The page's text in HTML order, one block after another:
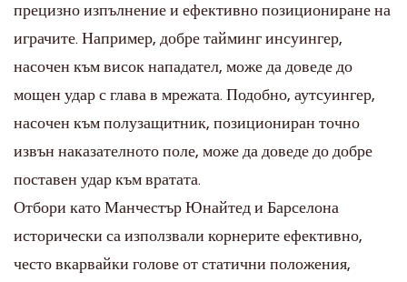
прецизно изпълнение и ефективно позициониране на
играчите. Например, добре тайминг инсуингер,
насочен към висок нападател, може да доведе до
мощен удар с глава в мрежата. Подобно, аутсуингер,
насочен към полузащитник, позициониран точно
извън наказателното поле, може да доведе до добре
поставен удар към вратата.
Отбори като Манчестър Юнайтед и Барселона
исторически са използвали корнерите ефективно,
често вкарвайки голове от статични положения,